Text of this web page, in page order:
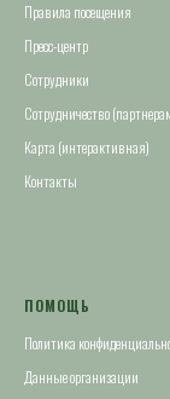
Правила посещения
Пресс-центр
Сотрудники
Сотрудничество
Карта (интерактивная)
Контакты
ПОМОЩЬ
Политика
Данные организации